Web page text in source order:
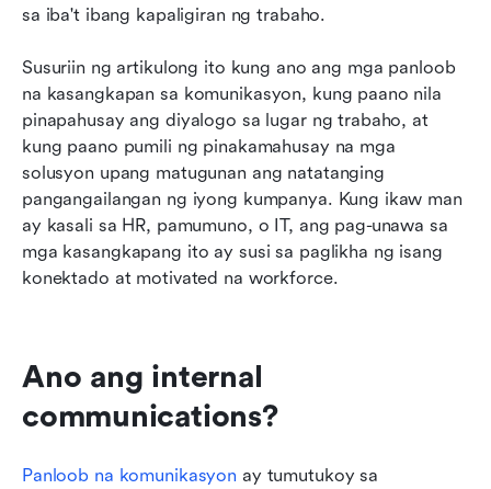
sa iba't ibang kapaligiran ng trabaho.
Susuriin ng artikulong ito kung ano ang mga panloob
na kasangkapan sa komunikasyon, kung paano nila
pinapahusay ang diyalogo sa lugar ng trabaho, at
kung paano pumili ng pinakamahusay na mga
solusyon upang matugunan ang natatanging
pangangailangan ng iyong kumpanya. Kung ikaw man
ay kasali sa HR, pamumuno, o IT, ang pag-unawa sa
mga kasangkapang ito ay susi sa paglikha ng isang
konektado at motivated na workforce.
Ano ang internal
communications?
Panloob na komunikasyon ay tumutukoy sa
Konklusyon
May kaugnayang pagbasa